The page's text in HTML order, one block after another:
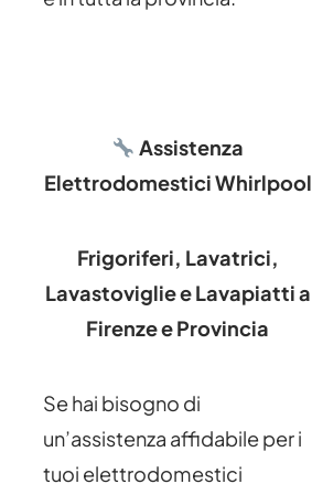
Assistenza
Elettrodomestici Whirlpool
Frigoriferi, Lavatrici,
Lavastoviglie e Lavapiatti a
Firenze e Provincia
Se hai bisogno di
un’assistenza affidabile per i
tuoi elettrodomestici